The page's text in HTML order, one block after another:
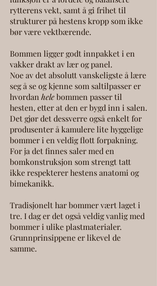
rytterens vekt, samt å gi frihet til
strukturer på hestens kropp som ikke
bør være vektbærende.
Bommen ligger godt innpakket i en
vakker drakt av lær og panel.
Noe av det absolutt vanskeligste å lære
seg å se og kjenne som saltilpasser er
hvordan helebommen passer til
hesten, etter at den er bygd inn i salen.
Det gjør det dessverre også enkelt for
produsenter å kamulere lite hyggelige
bommer i en veldig flott forpakning.
For ja det finnes saler med en
bomkonstruksjon som strengt tatt
ikke respekterer hestens anatomi og
bimekanikk.
Tradisjonelt har bommer vært laget i
tre. I dag er det også veldig vanlig med
bommer i ulike plastmaterialer.
Grunnprinsippene er likevel de
samme.